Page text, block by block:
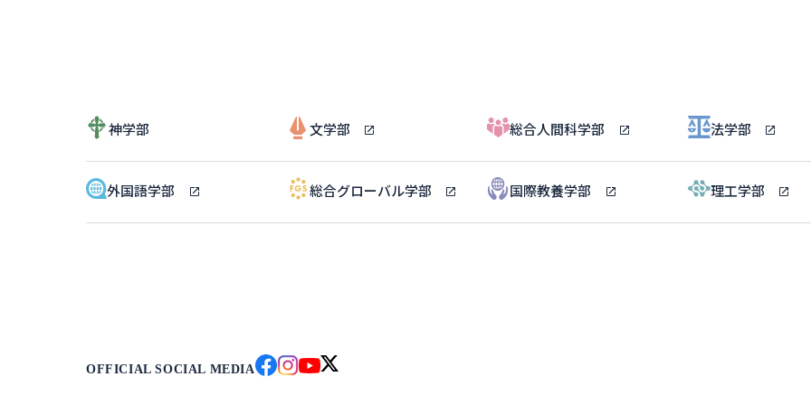
神学部 文学部 総合人間科学部 法学部
外国語学部 総合グローバル学部 国際教養学部 理工学部
OFFICIAL SOCIAL MEDIA